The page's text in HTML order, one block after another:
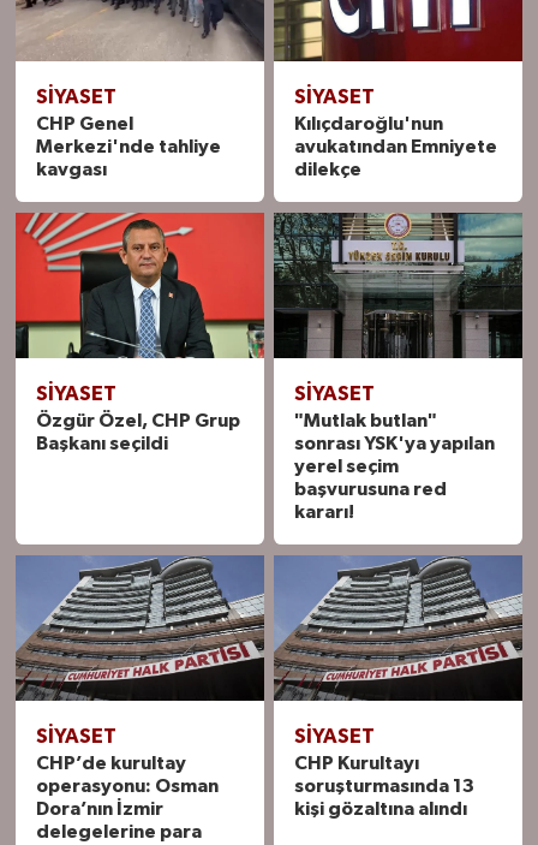
SIYASET
CHP Genel
Merkezi'nde tahliye
kavgası
SIYASET
Kılıçdaroğlu'nun
avukatından Emniyete
dilekçe
SIYASET
Özgür Özel, CHP Grup
Başkanı seçildi
SIYASET
"Mutlak butlan"
sonrası YSK'ya yapılan
yerel seçim
başvurusuna red
kararı!
SIYASET
CHP’de kurultay
operasyonu: Osman
Dora’nın İzmir
delegelerine para
SIYASET
CHP Kurultayı
soruşturmasında 13
kişi gözaltına alındı